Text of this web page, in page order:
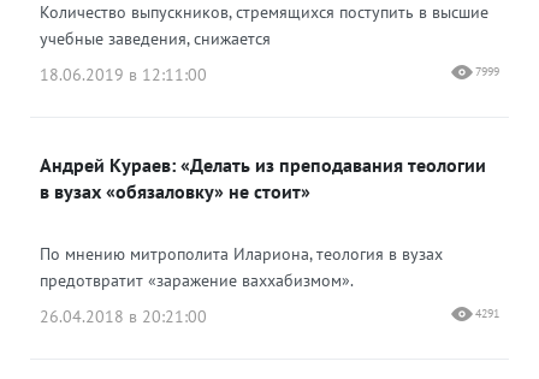
Количество выпускников, стремящихся поступить в высшие
учебные заведения, снижается
18.06.2019 в 12:11:00
7999
Андрей Кураев: «Делать из преподавания теологии
в вузах «обязаловку» не стоит»
По мнению митрополита Илариона, теология в вузах
предотвратит «заражение ваххабизмом».
26.04.2018 в 20:21:00
4291